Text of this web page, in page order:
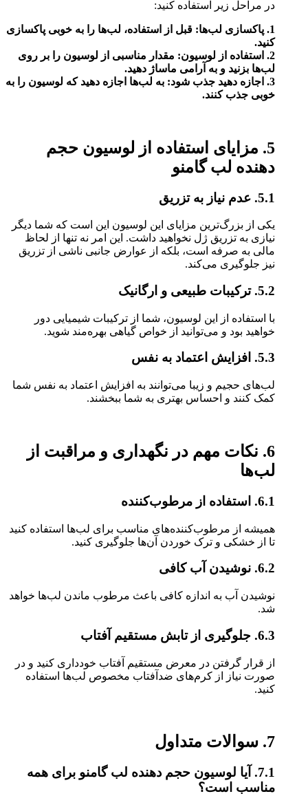
در مراحل زیر استفاده کنید:
1. پاکسازی لب‌ها: قبل از استفاده، لب‌ها را به خوبی پاکسازی
کنید.
2. استفاده از لوسیون: مقدار مناسبی از لوسیون را بر روی
لب‌ها بزنید و به آرامی ماساژ دهید.
3. اجازه دهید جذب شود: به لب‌ها اجازه دهید که لوسیون را به
خوبی جذب کنند.
5. مزایای استفاده از لوسیون حجم
دهنده لب گامنو
5.1. عدم نیاز به تزریق
یکی از بزرگ‌ترین مزایای این لوسیون این است که شما دیگر
نیازی به تزریق ژل نخواهید داشت. این امر نه تنها از لحاظ
مالی به صرفه است، بلکه از عوارض جانبی ناشی از تزریق
نیز جلوگیری می‌کند.
5.2. ترکیبات طبیعی و ارگانیک
با استفاده از این لوسیون، شما از ترکیبات شیمیایی دور
خواهید بود و می‌توانید از خواص گیاهی بهره‌مند شوید.
5.3. افزایش اعتماد به نفس
لب‌های حجیم و زیبا می‌توانند به افزایش اعتماد به نفس شما
کمک کنند و احساس بهتری به شما ببخشند.
6. نکات مهم در نگهداری و مراقبت از
لب‌ها
6.1. استفاده از مرطوب‌کننده
همیشه از مرطوب‌کننده‌های مناسب برای لب‌ها استفاده کنید
تا از خشکی و ترک خوردن آن‌ها جلوگیری کنید.
6.2. نوشیدن آب کافی
نوشیدن آب به اندازه کافی باعث مرطوب ماندن لب‌ها خواهد
شد.
6.3. جلوگیری از تابش مستقیم آفتاب
از قرار گرفتن در معرض مستقیم آفتاب خودداری کنید و در
صورت نیاز از کرم‌های ضدآفتاب مخصوص لب‌ها استفاده
کنید.
7. سوالات متداول
7.1. آیا لوسیون حجم دهنده لب گامنو برای همه
مناسب است؟